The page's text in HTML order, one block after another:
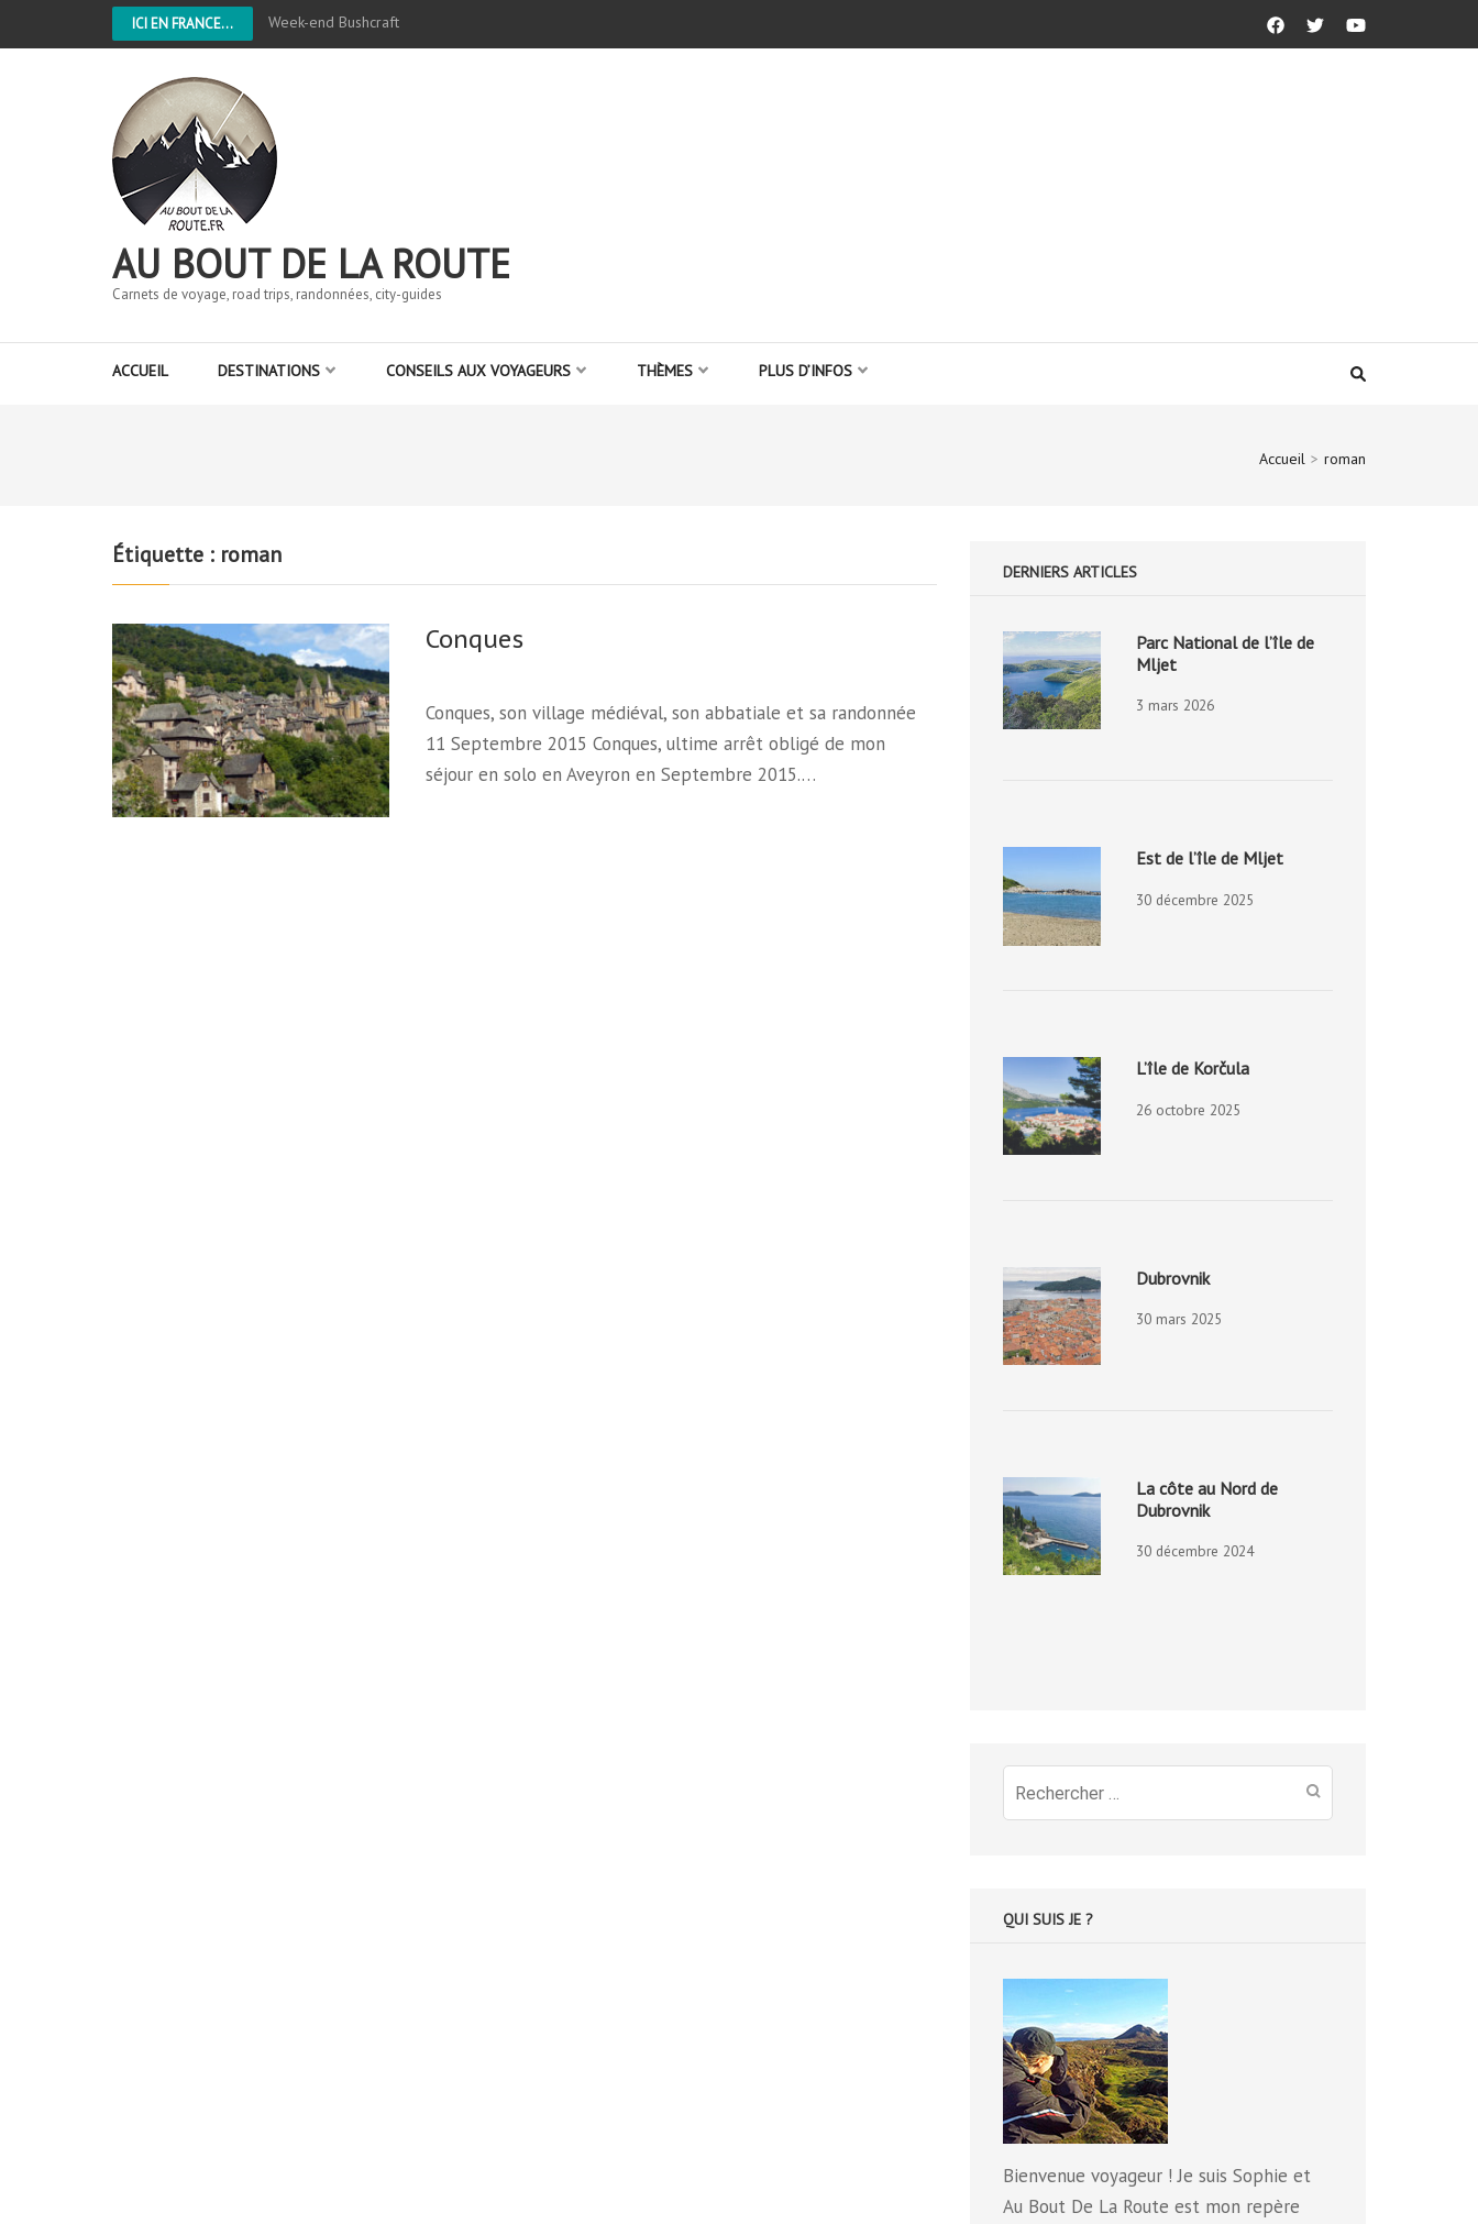
ICI EN FRANCE... Week-end Bushcraft
AU BOUT DE LA ROUTE
Carnets de voyage, road trips, randonnées, city-guides
ACCUEIL DESTINATIONS CONSEILS AUX VOYAGEURS THÈMES PLUS D’INFOS
Accueil > roman
Étiquette : roman
Conques
Conques, son village médiéval, son abbatiale et sa randonnée
11 Septembre 2015 Conques, ultime arrêt obligé de mon
séjour en solo en Aveyron en Septembre 2015.…
DERNIERS ARTICLES
Parc National de l’île de
Mljet
3 mars 2026
Est de l’île de Mljet
30 décembre 2025
L’île de Korčula
26 octobre 2025
Dubrovnik
30 mars 2025
La côte au Nord de
Dubrovnik
30 décembre 2024
Recherche
pour
QUI SUIS JE ?
Bienvenue voyageur ! Je suis Sophie et
Au Bout De La Route est mon repère